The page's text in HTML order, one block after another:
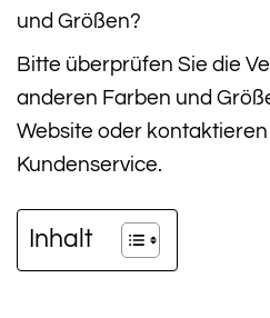
und Größen?
Bitte überprüfen Sie die
anderen Farben und
Website oder
Kundenservice.
Inhalt